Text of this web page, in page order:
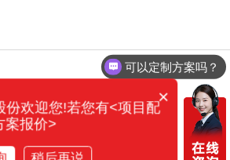
可以定制方案吗？
×
份欢迎您!若您有<项目配
案报价>